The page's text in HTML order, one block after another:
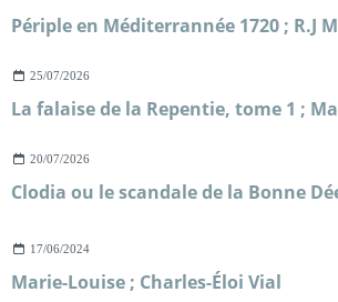
Périple en Méditerrannée 1720 ; R.J
25/07/2026
20/07/2026
17/06/2024
Marie-Louise ; Charles-Éloi Vial